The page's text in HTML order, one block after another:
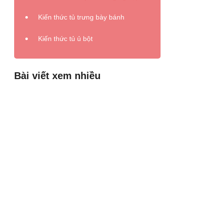
Kiến thức tủ trưng bày bánh
Kiến thức tủ ủ bột
Bài viết xem nhiều